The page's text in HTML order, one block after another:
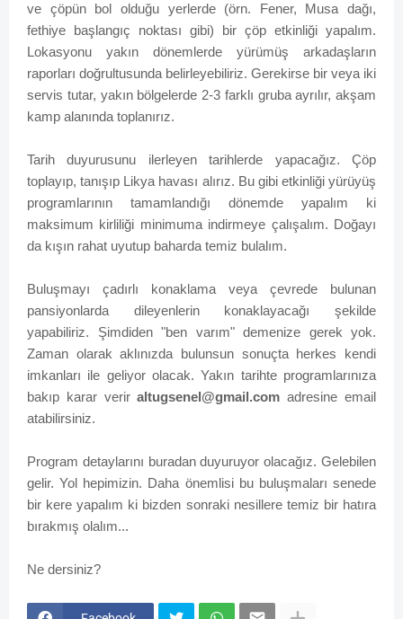
ve çöpün bol olduğu yerlerde (örn. Fener, Musa dağı,
fethiye başlangıç noktası gibi) bir çöp etkinliği yapalım.
Lokasyonu yakın dönemlerde yürümüş arkadaşların
raporları doğrultusunda belirleyebiliriz. Gerekirse bir veya iki
servis tutar, yakın bölgelerde 2-3 farklı gruba ayrılır, akşam
kamp alanında toplanırız.
Tarih duyurusunu ilerleyen tarihlerde yapacağız. Çöp
toplayıp, tanışıp Likya havası alırız. Bu gibi etkinliği yürüyüş
programlarının tamamlandığı dönemde yapalım ki
maksimum kirliliği minimuma indirmeye çalışalım. Doğayı
da kışın rahat uyutup baharda temiz bulalım.
Buluşmayı çadırlı konaklama veya çevrede bulunan
pansiyonlarda dileyenlerin konaklayacağı şekilde
yapabiliriz. Şimdiden "ben varım" demenize gerek yok.
Zaman olarak aklınızda bulunsun sonuçta herkes kendi
imkanları ile geliyor olacak. Yakın tarihte programlarınıza
bakıp karar veriraltugsenel@gmail.com adresine email
atabilirsiniz.
Program detaylarını buradan duyuruyor olacağız. Gelebilen
gelir. Yol hepimizin. Daha önemlisi bu buluşmaları senede
bir kere yapalım ki bizden sonraki nesillere temiz bir hatıra
bırakmış olalım...
Ne dersiniz?